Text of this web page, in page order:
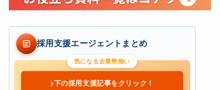
採用支援エージェントまとめ
気になる企業勢揃い
›下の採用支援記事をクリック！